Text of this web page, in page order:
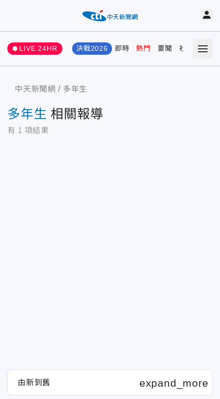
LIVE 24HR 決戰2026 即時 熱門 要聞 社會 娛樂
中天新聞網 多年生
多年生 相關報導
有 1 項結果